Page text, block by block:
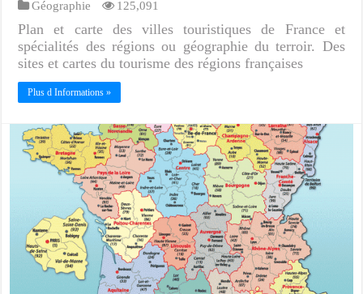
Géographie 125,091
Plan et carte des villes touristiques de France et
spécialités des régions ou géographie du terroir. Des
sites et cartes du tourisme des régions françaises
Plus d Informations »